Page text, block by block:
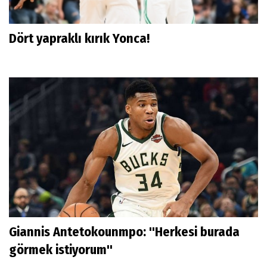
Dört yapraklı kırık Yonca!
Giannis Antetokounmpo: ''Herkesi burada
görmek istiyorum''